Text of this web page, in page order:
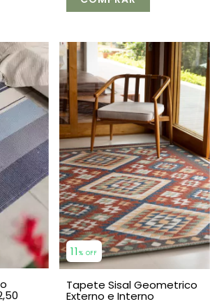
11 % OFF
Tapete Sisal Geometrico
Externo e Interno